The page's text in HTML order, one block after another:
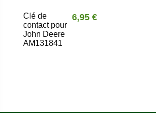
Clé de
contact pour
John Deere
AM131841
6,95 €